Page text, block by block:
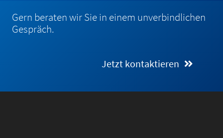
Gern beraten wir Sie in einem unverbindlichen
Gespräch.
Jetzt kontaktieren